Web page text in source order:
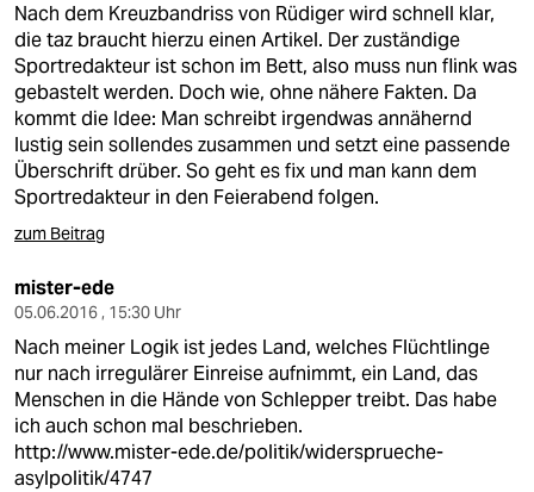
Nach dem Kreuzbandriss von Rüdiger wird schnell klar,
die taz braucht hierzu einen Artikel. Der zuständige
Sportredakteur ist schon im Bett, also muss nun flink was
gebastelt werden. Doch wie, ohne nähere Fakten. Da
kommt die Idee: Man schreibt irgendwas annähernd
lustig sein sollendes zusammen und setzt eine passende
Überschrift drüber. So geht es fix und man kann dem
Sportredakteur in den Feierabend folgen.
zum Beitrag
mister-ede
05.06.2016 , 15:30 Uhr
Nach meiner Logik ist jedes Land, welches Flüchtlinge
nur nach irregulärer Einreise aufnimmt, ein Land, das
Menschen in die Hände von Schlepper treibt. Das habe
ich auch schon mal beschrieben.
http://www.mister-ede.de/politik/widersprueche-
asylpolitik/4747